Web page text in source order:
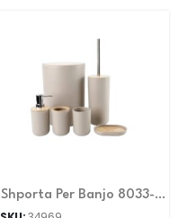
Shporta Per Banjo 8033-Z
Beige